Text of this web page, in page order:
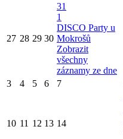
27 28 29 30
31
1
DISCO Party u
Mokrošů
Zobrazit
všechny
záznamy ze dne
3 4 5 6 7
10 11 12 13 14